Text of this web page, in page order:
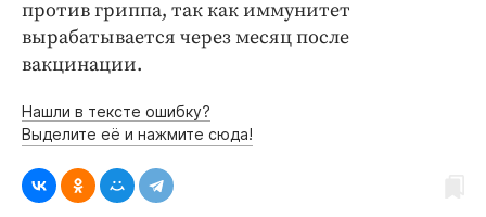
против гриппа, так как иммунитет
вырабатывается через месяц после
вакцинации.
Нашли в тексте ошибку?
Выделите её и нажмите сюда!